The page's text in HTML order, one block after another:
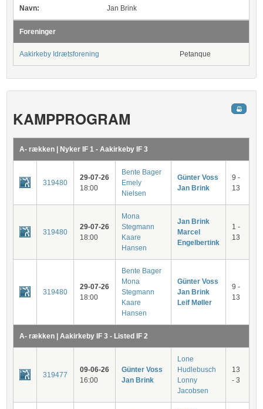
Navn: Jan Brink
Foreninger
Aakirkeby Idrætsforening Petanque
KAMPPROGRAM
A- rækken | Nyker IF 1 - Aakirkeby IF 3
319480
29-07-26
18:00
Bente Bager
Emely
Nielsen
Günter Voss
Jan Brink
9 -
13
319480
29-07-26
18:00
Mona
Stegmann
Kaare
Hansen
Jan Brink
Marcel
Engelbertink
1 -
13
319480
29-07-26
18:00
Bente Bager
Mona
Stegmann
Kaare
Hansen
Günter Voss
Jan Brink
Leif Møller
9 -
13
A- rækken | Aakirkeby IF 3 - Listed IF 2
319477
09-06-26
16:00
Günter Voss
Jan Brink
Lone
Hudlebusch
Lonny
Jacobsen
13
- 3